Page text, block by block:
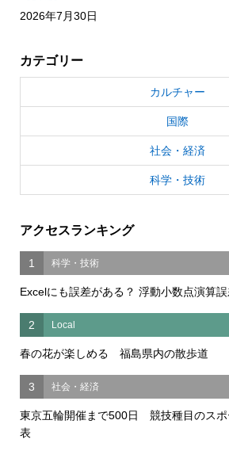
2026年7月30日
カテゴリー
カルチャー
国際
社会・経済
科学・技術
アクセスランキング
1 科学・技術
Excelにも誤差がある？ 浮動小数点演算
2 Local
春の花が楽しめる 福島県内の散歩道
3 社会・経済
東京五輪開催まで500日 競技種目のスポ
表